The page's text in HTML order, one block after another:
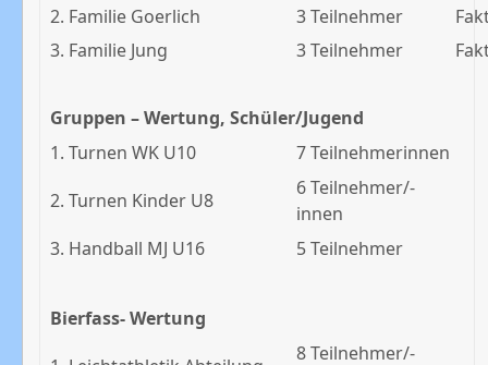
2. Familie Goerlich
3 Teilnehmer
3. Familie Jung
3 Teilnehmer
Gruppen – Wertung, Schüler/Jugend
1. Turnen WK U10
7 Teilnehmerinnen
2. Turnen Kinder U8
6 Teilnehmer/-
innen
3. Handball MJ U16
5 Teilnehmer
Bierfass- Wertung
8 Teilnehmer/-